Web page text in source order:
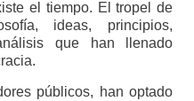
el tiempo. El tropel de
ideas, principios,
que han llenado
públicos, han optado